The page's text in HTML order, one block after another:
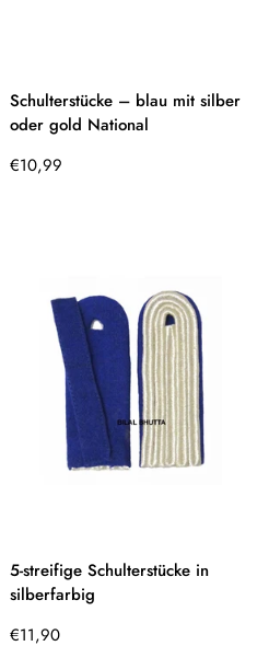
Schulterstücke – blau mit silber
oder gold National
Regulärer
€10,99
5-streifige Schulterstücke in
silberfarbig
Regulärer
€11,90